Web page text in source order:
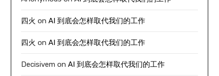
四火 onAI 到底会怎样取代我们的工作
四火 onAI 到底会怎样取代我们的工作
Decisivem onAI 到底会怎样取代我们的工作